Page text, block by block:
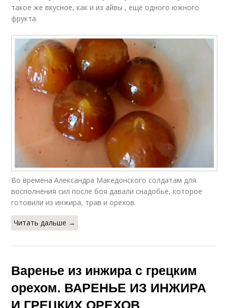
такое же вкусное, как и из айвы , ещё одного южного
фрукта.
Во времена Александра Македонского солдатам для
восполнения сил после боя давали снадобье, которое
готовили из инжира, трав и орехов.
Читать дальше →
Варенье из инжира с грецким
орехом. ВАРЕНЬЕ ИЗ ИНЖИРА
И ГРЕЦКИХ ОРЕХОВ